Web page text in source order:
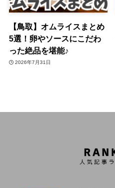
【鳥取】オムライスまとめ
5選！卵やソースにこだわ
った絶品を堪能♪
2026年7月31日